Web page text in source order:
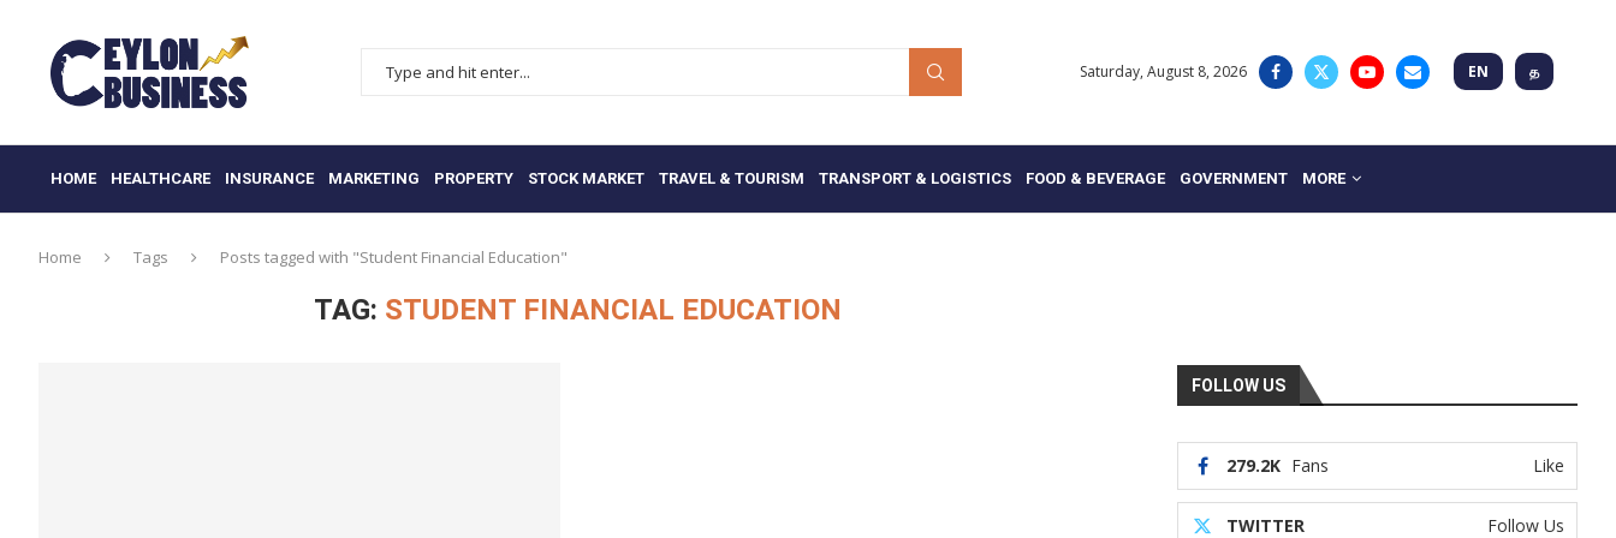
Saturday, August 8, 2026 EN த
HOME HEALTHCARE INSURANCE MARKETING PROPERTY STOCK MARKET TRAVEL & TOURISM TRANSPORT & LOGISTICS FOOD & BEVERAGE GOVERNMENT MORE
Home Tags Posts tagged with "Student Financial Education"
TAG: STUDENT FINANCIAL EDUCATION
FOLLOW US
279.2K Fans Like
TWITTER Follow Us